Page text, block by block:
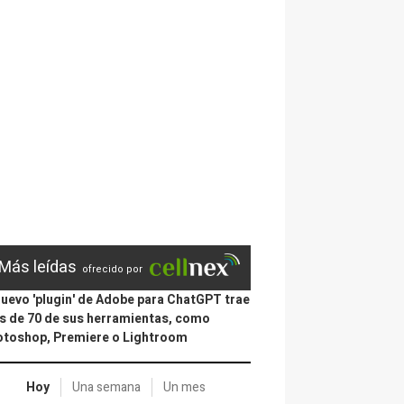
Más leídas ofrecido por
'plugin' de Adobe para ChatGPT trae
de 70 de sus herramientas, como
Premiere o Lightroom
Hoy Una semana Un mes